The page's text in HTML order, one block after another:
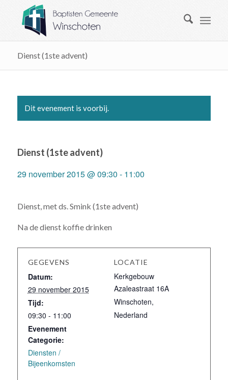
Dienst (1ste advent)
Dit evenement is voorbij.
Dienst (1ste advent)
29 november 2015 @ 09:30 - 11:00
Dienst, met ds. Smink (1ste advent)
Na de dienst koffie drinken
GEGEVENS
Datum:
29 november 2015
Tijd:
09:30 - 11:00
Evenement
Categorie:
Diensten /
Bijeenkomsten
LOCATIE
Kerkgebouw
Azaleastraat 16A
Winschoten,
Nederland